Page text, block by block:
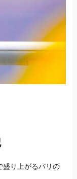
盛り上がるパリの